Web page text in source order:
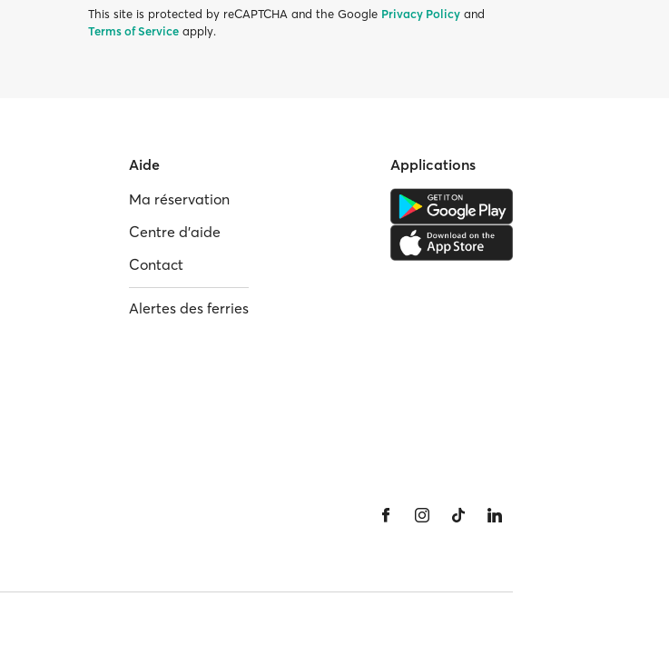
This site is protected by reCAPTCHA and the Google Privacy Policy and
Terms of Service apply.
Aide
Ma réservation
Centre d'aide
Contact
Alertes des ferries
Applications